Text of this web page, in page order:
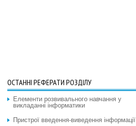
ОСТАННІ РЕФЕРАТИ РОЗДІЛУ
Елементи розвивального навчання у
викладанні інформатики
Пристрої введення-виведення інформації